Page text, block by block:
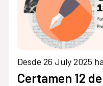
Desde 26 July 2025
Certamen 12